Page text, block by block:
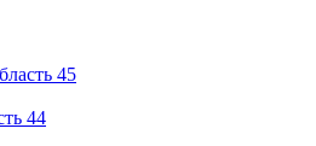
45
44